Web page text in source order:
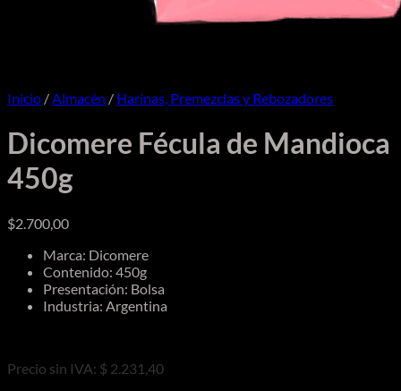
Inicio /Almacén / Harinas, Premezclas y Rebozadores
Dicomere Fécula de Mandioca
450g
$2.700,00
Marca: Dicomere
Contenido: 450g
Presentación: Bolsa
Industria: Argentina
Precio sin IVA: $ 2.231,40